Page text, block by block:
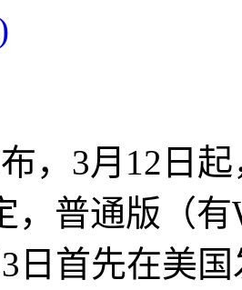
，3月12日起
，普通版（
日首先在美